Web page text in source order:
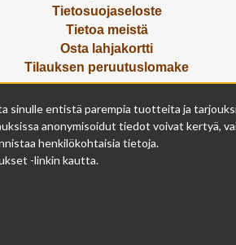
Tietosuojaseloste
Tietoa meistä
Osta lahjakortti
Tilauksen peruutuslomake
Olemme avoinna
ma - pe 9 - 17
la 9 - 14
su suljettu
sinulle entistä parempia tuotteita ja
anonymisoidut tiedot voivat kertyä,
henkilökohtaisia tietoja.
-linkin kautta.